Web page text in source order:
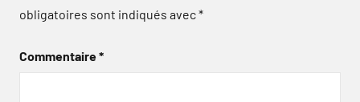
obligatoires sont indiqués avec*
Commentaire*